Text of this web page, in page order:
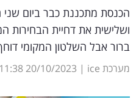
וטק
שיווק
ופרסום
הכנסת מתכננת כבר ביום
ושלישית את דחיית הבחירות
ברור אבל השלטון המקומי
מערכת ice |
20/10/2023
11:38